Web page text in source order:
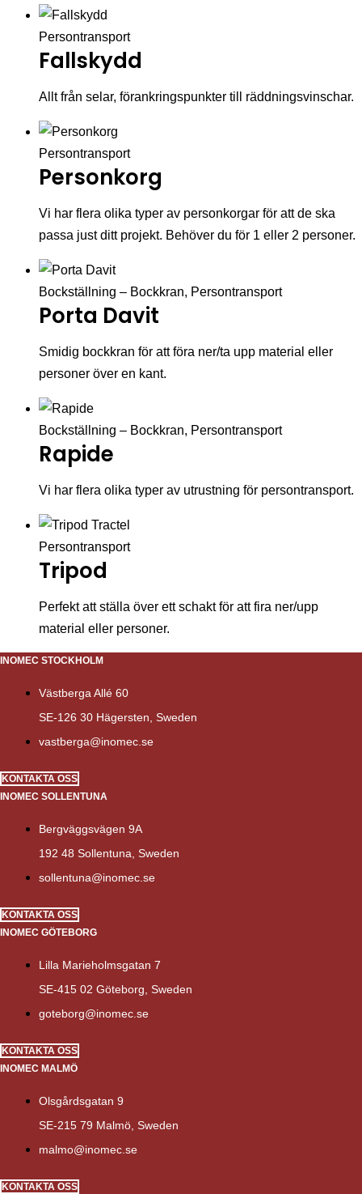
Persontransport
Fallskydd
Allt från selar, förankringspunkter till räddningsvinschar.
Persontransport
Personkorg
Vi har flera olika typer av personkorgar för att de ska
passa just ditt projekt. Behöver du för 1 eller 2 personer.
Bockställning – Bockkran, Persontransport
Porta Davit
Smidig bockkran för att föra ner/ta upp material eller
personer över en kant.
Bockställning – Bockkran, Persontransport
Rapide
Vi har flera olika typer av utrustning för persontransport.
Persontransport
Tripod
Perfekt att ställa över ett schakt för att fira ner/upp
material eller personer.
INOMEC STOCKHOLM
Västberga Allé 60
SE-126 30 Hägersten, Sweden
vastberga@inomec.se
KONTAKTA OSS
INOMEC SOLLENTUNA
Bergväggsvägen 9A
192 48 Sollentuna, Sweden
sollentuna@inomec.se
KONTAKTA OSS
INOMEC GÖTEBORG
Lilla Marieholmsgatan 7
SE-415 02 Göteborg, Sweden
goteborg@inomec.se
KONTAKTA OSS
INOMEC MALMÖ
Olsgårdsgatan 9
SE-215 79 Malmö, Sweden
malmo@inomec.se
KONTAKTA OSS